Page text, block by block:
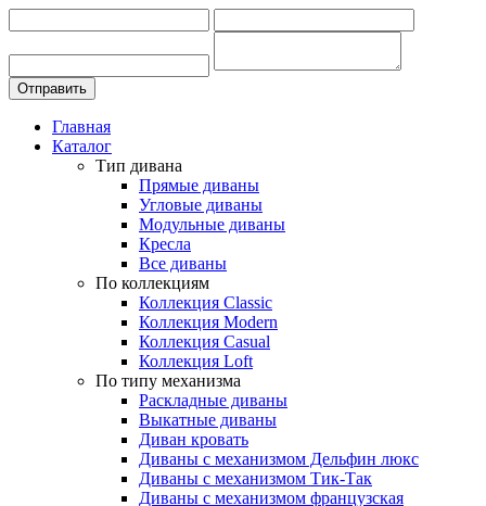
Главная
Каталог
Тип дивана
Прямые диваны
Угловые диваны
Модульные диваны
Кресла
Все диваны
По коллекциям
Коллекция Classic
Коллекция Modern
Коллекция Casual
Коллекция Loft
По типу механизма
Раскладные диваны
Выкатные диваны
Диван кровать
Диваны с механизмом Дельфин люкс
Диваны с механизмом Тик-Так
Диваны с механизмом французская